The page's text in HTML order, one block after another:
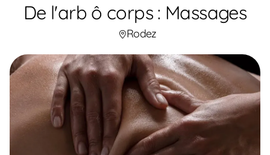
De l'arb ô corps : Massages
Rodez